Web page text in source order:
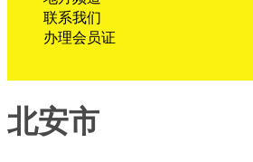
联系我们
办理会员证
北安市